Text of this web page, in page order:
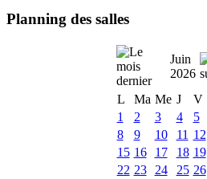
Planning des salles
Juin
2026
L
Ma Me J V
1
2 3 4 5
8
9 10 11 12
15 16 17 18 19
22 23 24 25 26